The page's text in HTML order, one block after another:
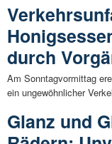
durch
Am Sonntagvormittag
ein ungewöhnlicher
Glanz und